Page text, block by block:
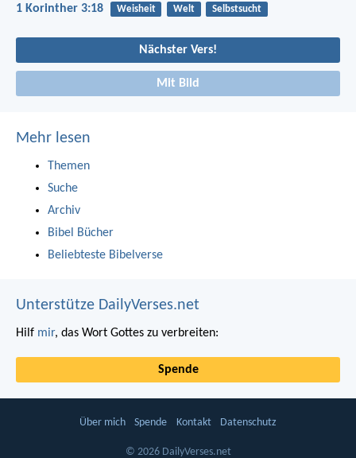
1 Korinther 3:18 Weisheit Welt Selbstsucht
Nächster Vers!
Mit Bild
Mehr lesen
Themen
Suche
Archiv
Bibel Bücher
Beliebteste Bibelverse
Unterstütze DailyVerses.net
Hilf mir, das Wort Gottes zu verbreiten:
Spende
Über mich Spende Kontakt Datenschutz
© 2026 DailyVerses.net